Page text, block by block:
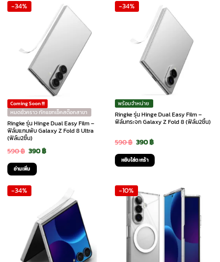
1,190 ฿.
1,070 ฿.
1,190 ฿.
1,070 ฿.
-34%
Coming Soon !!!
หมดชั่วคราว ทักแชทเช็คสต๊อกสาขา
Ringke รุ่น Hinge Dual Easy Film –
ฟิล์มแกนพับ Galaxy Z Fold 8 Ultra
(ฟิล์ม2ชิ้น)
590฿ Original
price
was:
390฿Current
อ่านเพิ่ม
-34%
พร้อมจำหน่าย
Ringke รุ่น Hinge Dual Easy Film –
ฟิล์มกระจก Galaxy Z Fold 8 (ฟิล์ม2ชิ้น)
590฿ Original
price
was:
590 ฿.
390฿Current
price
is:
หยิบใส่ตะกร้า
-34% -10%